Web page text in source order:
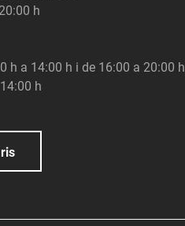
h
h a 14:00 h i de 16:00 a 20:00 h
h